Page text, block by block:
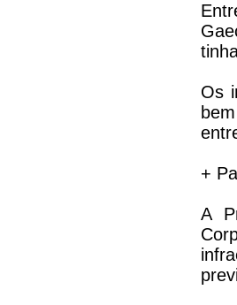
Os
+
A